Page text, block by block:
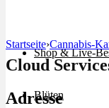
Shop & Live-
Blüten
Startseite›Cannabis-
Cloud
Adresse